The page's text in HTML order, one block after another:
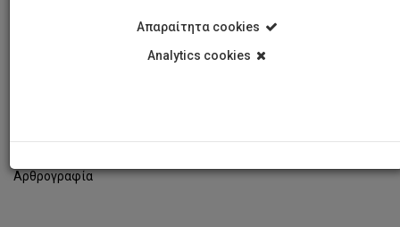
Αρθρογραφία
Απαραίτητα cookies
Analytics cookies